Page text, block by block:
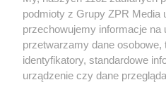
Żaden utwór zamieszczony w
rozpowszechniany lub dalej
tym także elektroniczny lub
eksploatacji w jakiejkolwiek formie,
Internecie bez pisemnej zgody
wykorzystanie utworów w całości lub
tzn. bez właściwej zgody, jest
ścigane prawnie.
podmioty z Grupy ZPR Media
przechowujemy informacje na
przetwarzamy dane osobowe,
identyfikatory, standardowe
urządzenie czy dane